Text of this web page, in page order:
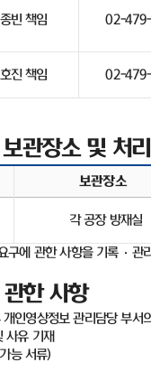
빈 책임 02-
진 책임 02-
보관장소 및 처
보관장소
각 공장 방재실
구에 관한 사항을 기록· 관
한 사항
인영상정보 관리담당 부
사유 기재
능 서류)